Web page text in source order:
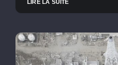
LIRE LA SUITE